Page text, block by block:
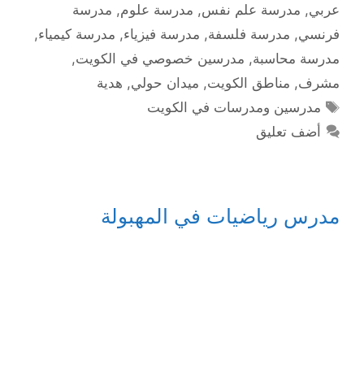
عربي, مدرسة علم نفس, مدرسة علوم, مدرسة
فرنسي, مدرسة فلسفة, مدرسة فيزياء, مدرسة كيمياء,
مدرسة محاسبة, مدرسين خصوصي في الكويت,
مشرف, مناطق الكويت, ميدان حولي, هدية
الوسوم
مدرسين ومدرسات في الكويت
أضف تعليق
مدرس رياضيات في المهبولة